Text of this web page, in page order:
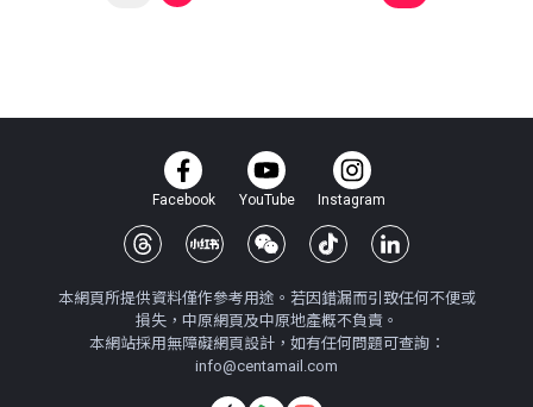
Facebook YouTube Instagram
本網頁所提供資料僅作參考用途。若因錯漏而引致任何不便或
損失，中原網頁及中原地產概不負責。
本網站採用無障礙網頁設計，如有任何問題可查詢：
info@centamail.com